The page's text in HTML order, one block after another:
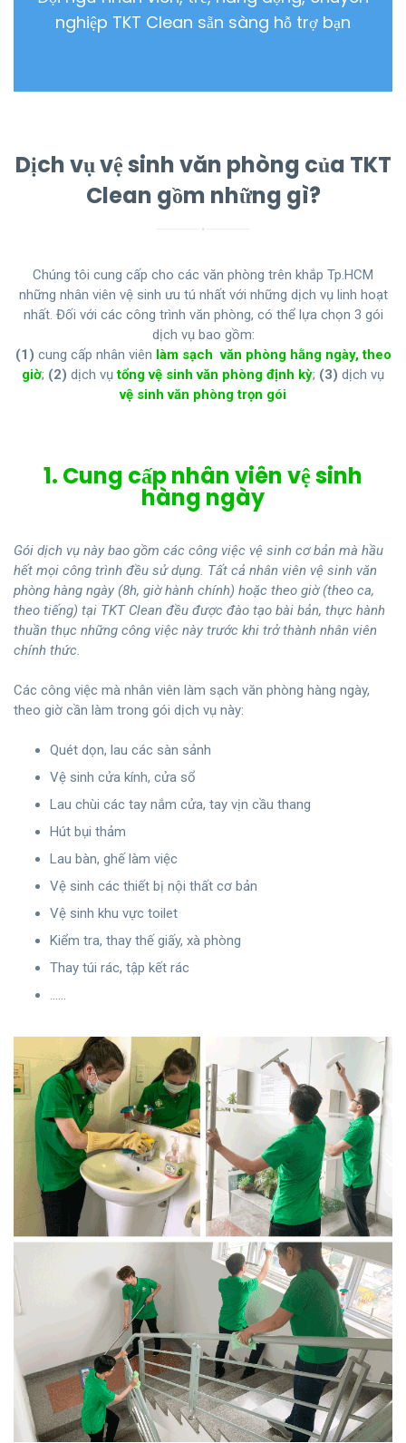
nghiệp TKT Clean sẵn sàng hỗ trợ bạn
Dịch vụ vệ sinh văn phòng của TKT
Clean gồm những gì?
Chúng tôi cung cấp cho các văn phòng trên khắp Tp.HCM
những nhân viên vệ sinh ưu tú nhất với những dịch vụ linh hoạt
nhất. Đối với các công trình văn phòng, có thể lựa chọn 3 gói
dịch vụ bao gồm:
(1) cung cấp nhân viên làm sạch văn phòng hằng ngày, theo
giờ; (2) dịch vụtổng vệ sinh văn phòng định kỳ; (3) dịch vụ
vệ sinh văn phòng trọn gói
1. Cung cấp nhân viên vệ sinh
hàng ngày
Gói dịch vụ này bao gồm các công việc vệ sinh cơ bản mà hầu
hết mọi công trình đều sử dụng. Tất cả nhân viên vệ sinh văn
phòng hàng ngày (8h, giờ hành chính) hoặc theo giờ (theo ca,
theo tiếng) tại TKT Clean đều được đào tạo bài bản, thực hành
thuần thục những công việc này trước khi trở thành nhân viên
chính thức.
Các công việc mà nhân viên làm sạch văn phòng hàng ngày,
theo giờ cần làm trong gói dịch vụ này:
Quét dọn, lau các sàn sảnh
Vệ sinh cửa kính, cửa sổ
Lau chùi các tay nắm cửa, tay vịn cầu thang
Hút bụi thảm
Lau bàn, ghế làm việc
Vệ sinh các thiết bị nội thất cơ bản
Vệ sinh khu vực toilet
Kiểm tra, thay thế giấy, xà phòng
Thay túi rác, tập kết rác